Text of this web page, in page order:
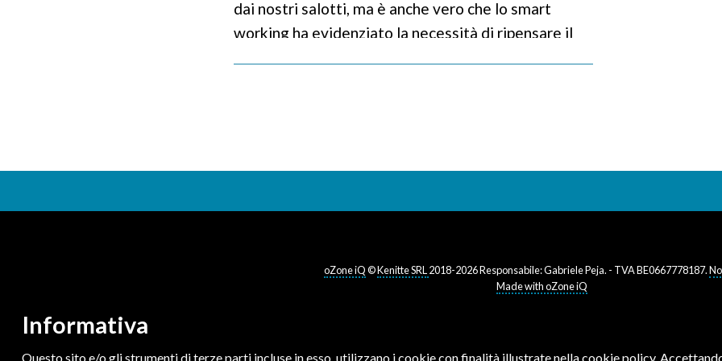
dai nostri salotti, ma è anche vero che lo smart
working ha evidenziato la necessità di ripensare il
oZone iQ©Kenitte SRL2018-2026 Responsabile: Gabriele Peja. - TVA BE0667778187.
Made with oZone iQ
Informativa
Questo sito e/o gli strumenti di terze parti incluse in esso, utilizzano i cookie con finalità illustrate nellacookie policy.